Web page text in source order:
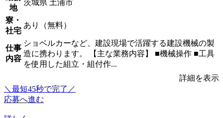
地
茨城県 土浦市
寮・
社宅
あり（無料）
仕事
内容
ショベルカーなど、建設現場で活躍する建設機械の製
造に携わります。 【主な業務内容】 ■機械操作 ■工具
を使用した組立・組付作...
詳細を表示
＼最短45秒で完了／
応募へ進む